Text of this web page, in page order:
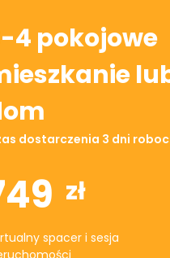
4 pokojowe
dostarczenia 3 dni
zł
spacer i sesja